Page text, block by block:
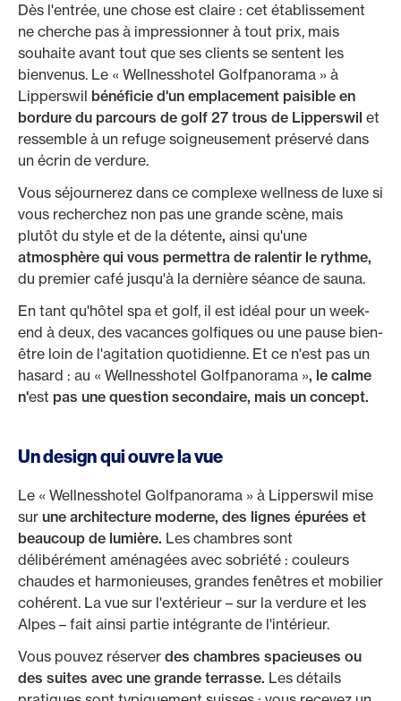
Dès l'entrée, une chose est claire : cet établissement
ne cherche pas à impressionner à tout prix, mais
souhaite avant tout que ses clients se sentent les
bienvenus. Le « Wellnesshotel Golfpanorama » à
Lipperswil bénéficie d'un emplacement paisible en
bordure du parcours de golf 27 trous de Lipperswil et
ressemble à un refuge soigneusement préservé dans
un écrin de verdure.
Vous séjournerez dans ce complexe wellness de luxe si
vous recherchez non pas une grande scène, mais
plutôt du style et de la détente, ainsi qu'une
atmosphère qui vous permettra de ralentir le rythme,
du premier café jusqu'à la dernière séance de sauna.
En tant qu'hôtel spa et golf, il est idéal pour un week-
end à deux, des vacances golfiques ou une pause bien-
être loin de l'agitation quotidienne. Et ce n'est pas un
hasard : au « Wellnesshotel Golfpanorama », le calme
n'est pas une question secondaire, mais un concept.
Un design qui ouvre la vue
Le « Wellnesshotel Golfpanorama » à Lipperswil mise
sur une architecture moderne, des lignes épurées et
beaucoup de lumière. Les chambres sont
délibérément aménagées avec sobriété : couleurs
chaudes et harmonieuses, grandes fenêtres et mobilier
cohérent. La vue sur l'extérieur – sur la verdure et les
Alpes – fait ainsi partie intégrante de l'intérieur.
Vous pouvez réserver des chambres spacieuses ou
des suites avec une grande terrasse. Les détails